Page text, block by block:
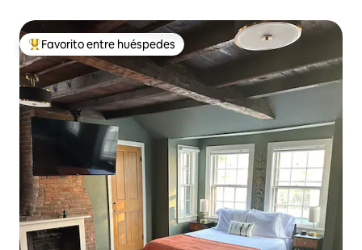
Favorito entre huéspedes preferido
Favorito entre huéspedes